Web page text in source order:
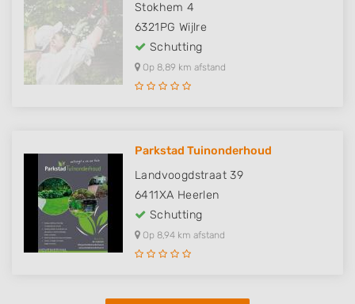
Stokhem 4
6321PG Wijlre
Schutting
Op 8,89 km afstand
Parkstad Tuinonderhoud
Landvoogdstraat 39
6411XA Heerlen
Schutting
Op 8,94 km afstand